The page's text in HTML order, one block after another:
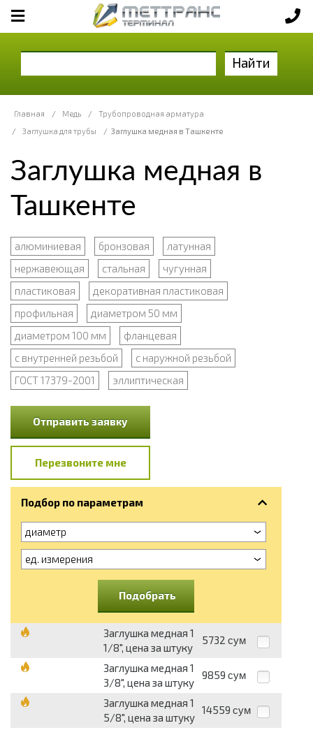
Найти
Главная / Медь /
Трубопроводная арматура
/
Заглушка для трубы / Заглушка медная в Ташкенте
Заглушка медная в
Ташкенте
алюминиевая бронзовая
латунная
нержавеющая
стальная
чугунная
пластиковая
декоративная пластиковая
профильная
диаметром 50 мм
диаметром 100 мм
фланцевая
с внутренней резьбой
с наружной резьбой
ГОСТ 17379-2001
эллиптическая
Отправить заявку
Перезвоните мне
Подбор по параметрам
диаметр
ед. измерения
Подобрать
Заглушка медная 1
1/8", цена за штуку
5732 сум
Заглушка медная 1
3/8", цена за штуку
9859 сум
Заглушка медная 1
5/8", цена за штуку
14559 сум